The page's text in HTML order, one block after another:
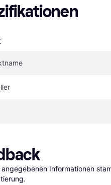
angegebenen Informationen